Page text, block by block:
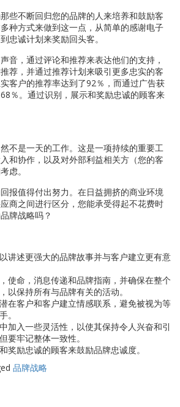
些不断回归您的品牌的人来培养和鼓励客
种方式来做到这一点，从简单的感谢电子
忠诚计划来奖励回头客。
音，通过评论和推荐来表达他们的支持，
荐，并通过推荐计划来吸引更多忠实的客
客户的推荐率达到了92％，而通过广告获
％。通过识别，展示和奖励忠诚的顾客来
不是一天的工作。这是一项持续的重要工
和协作，以及对外部利益相关方（您的客
虑。
报值得付出努力。在日益拥挤的商业环境
商之间进行区分，您能承受得起不花费时
牌战略吗？
讲述更强大的品牌故事并与客户建立更有意
使命，消息传递和品牌指南，并确保在整个
以保持所有与品牌有关的活动。
在客户和客户建立情感联系，避免被视为等
。
加入一些灵活性，以使其保持令人兴奋和引
要牢记整体一致性。
奖励忠诚的顾客来鼓励品牌忠诚度。
品牌战略